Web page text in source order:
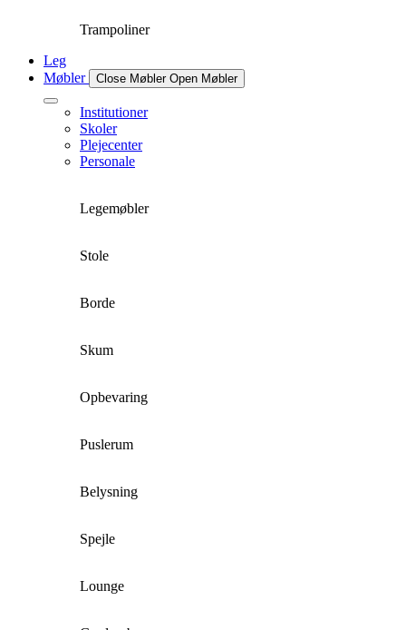
Trampoliner
Leg
Møbler
Close Møbler Open Møbler
Institutioner
Skoler
Plejecenter
Personale
Legemøbler
Stole
Borde
Skum
Opbevaring
Puslerum
Belysning
Spejle
Lounge